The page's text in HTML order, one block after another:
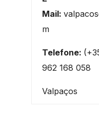
Mail:
m
Telefone:
962 168 058
Valpaços